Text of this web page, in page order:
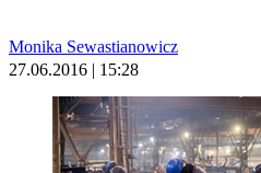
Monika Sewastianowicz
27.06.2016 | 15:28